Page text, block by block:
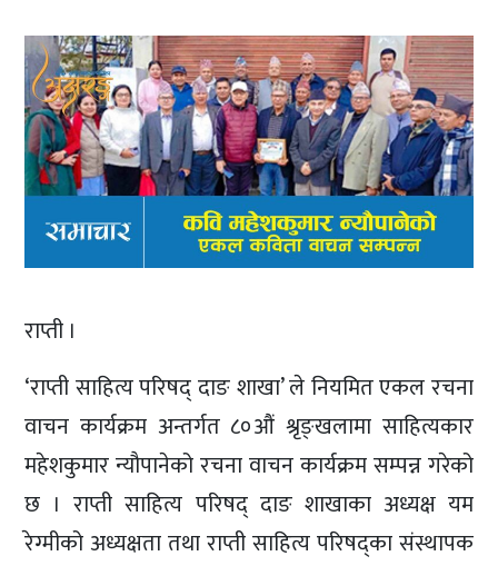
राप्ती ।
‘राप्ती साहित्य परिषद् दाङ शाखा’ ले नियमित एकल रचना
वाचन कार्यक्रम अन्तर्गत ८०औं श्रृङ्खलामा साहित्यकार
महेशकुमार न्यौपानेको रचना वाचन कार्यक्रम सम्पन्न गरेको
छ । राप्ती साहित्य परिषद् दाङ शाखाका अध्यक्ष यम
रेग्मीको अध्यक्षता तथा राप्ती साहित्य परिषद्का संस्थापक